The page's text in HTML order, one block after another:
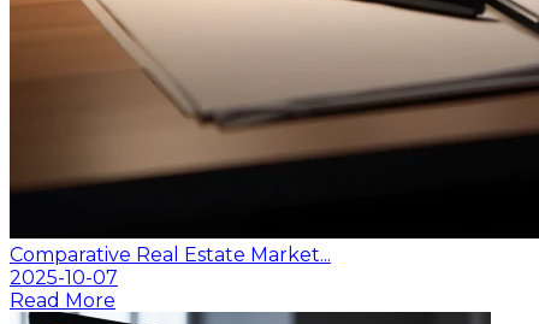
Comparative Real Estate Market...
2025-10-07
Read More